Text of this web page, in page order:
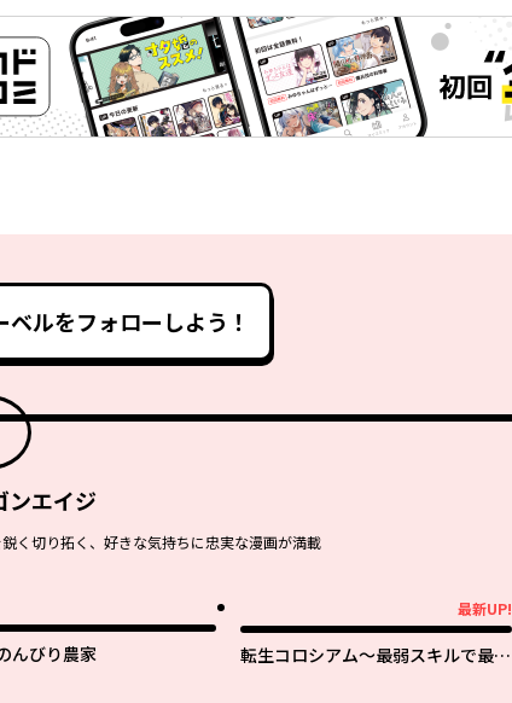
ベルをフォローしよう！
ンエイジ
く切り拓く、好きな気持ちに忠実な漫画が満載
んびり農家
最新UP!
転生コロシアム～最弱スキルで最強